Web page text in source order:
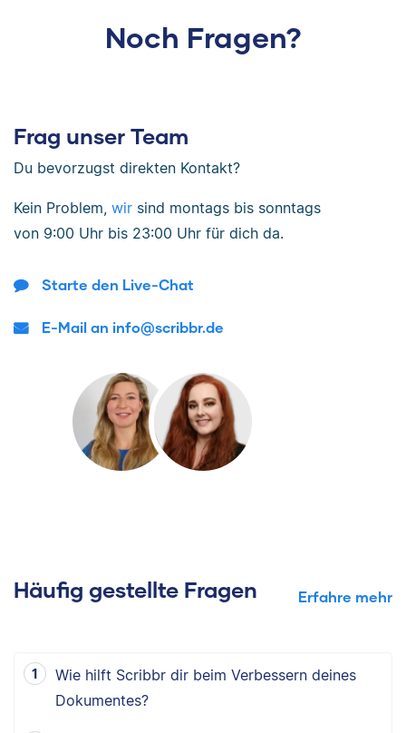
Noch Fragen?
Frag unser Team
Du bevorzugst direkten Kontakt?
Kein Problem, wir sind montags bis sonntags
von 9:00 Uhr bis 23:00 Uhr für dich da.
Starte den Live-Chat
E-Mail an info@scribbr.de
Häufig gestellte Fragen Erfahre mehr
Wie hilft Scribbr dir beim Verbessern deines
Dokumentes?